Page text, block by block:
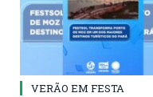
VERÃO EM FESTA